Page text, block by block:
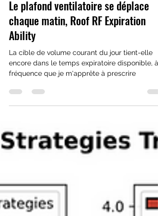
22 juil.
2 min de lecture
Le plafond ventilatoire se déplace
chaque matin, Roof RF Expiration
Ability
La cible de volume courant du jour tient-elle
fréquence que je m'apprête à prescrire